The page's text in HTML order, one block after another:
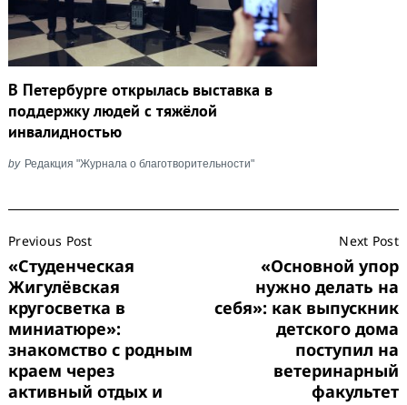
В Петербурге открылась выставка в
поддержку людей с тяжёлой
инвалидностью
by Редакция "Журнала о благотворительности"
Navigation
Previous Post
«Студенческая
Жигулёвская
кругосветка в
миниатюре»:
знакомство с родным
краем через
активный отдых и
Next Post
«Основной упор
нужно делать на
себя»: как выпускник
детского дома
поступил на
ветеринарный
факультет